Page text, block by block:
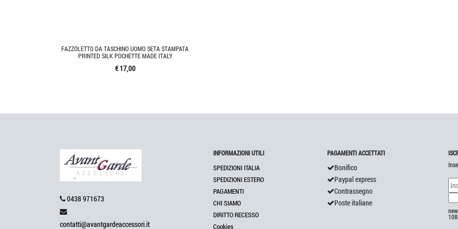
FAZZOLETTO DA TASCHINO UOMO SETA STAMPATA
PRINTED SILK POCHETTE MADE ITALY
€ 17,00
0438 971673
contatti@avantgardeaccessori.it
INFORMAZIONI UTILI
SPEDIZIONI ITALIA
SPEDIZIONI ESTERO
PAGAMENTI
CHI SIAMO
DIRITTO RECESSO
Cookies
PAGAMENTI ACCETTATI
Bonifico
Paypal express
Contrassegno
Poste italiane